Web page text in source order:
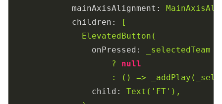
mainAxisAlignment:
children:
[
ElevatedButton(
onPressed:
_selectedTeam
?
null
:
() =>
child:
Text('FT'),